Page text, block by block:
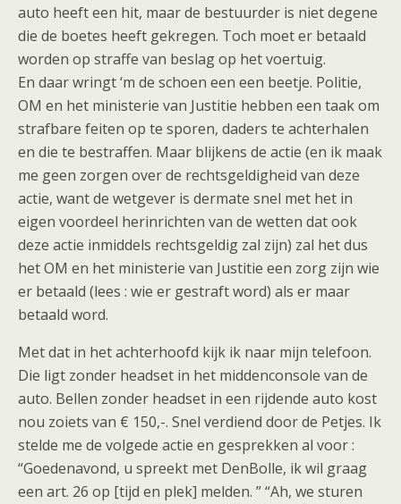
auto heeft een hit, maar de bestuurder is niet degene
die de boetes heeft gekregen. Toch moet er betaald
worden op straffe van beslag op het voertuig.
En daar wringt ‘m de schoen een een beetje. Politie,
OM en het ministerie van Justitie hebben een taak om
strafbare feiten op te sporen, daders te achterhalen
en die te bestraffen. Maar blijkens de actie (en ik maak
me geen zorgen over de rechtsgeldigheid van deze
actie, want de wetgever is dermate snel met het in
eigen voordeel herinrichten van de wetten dat ook
deze actie inmiddels rechtsgeldig zal zijn) zal het dus
het OM en het ministerie van Justitie een zorg zijn wie
er betaald (lees : wie er gestraft word) als er maar
betaald word.
Met dat in het achterhoofd kijk ik naar mijn telefoon.
Die ligt zonder headset in het middenconsole van de
auto. Bellen zonder headset in een rijdende auto kost
nou zoiets van € 150,-. Snel verdiend door de Petjes. Ik
stelde me de volgede actie en gesprekken al voor :
“Goedenavond, u spreekt met DenBolle, ik wil graag
een art. 26 op [tijd en plek] melden. ” “Ah, we sturen